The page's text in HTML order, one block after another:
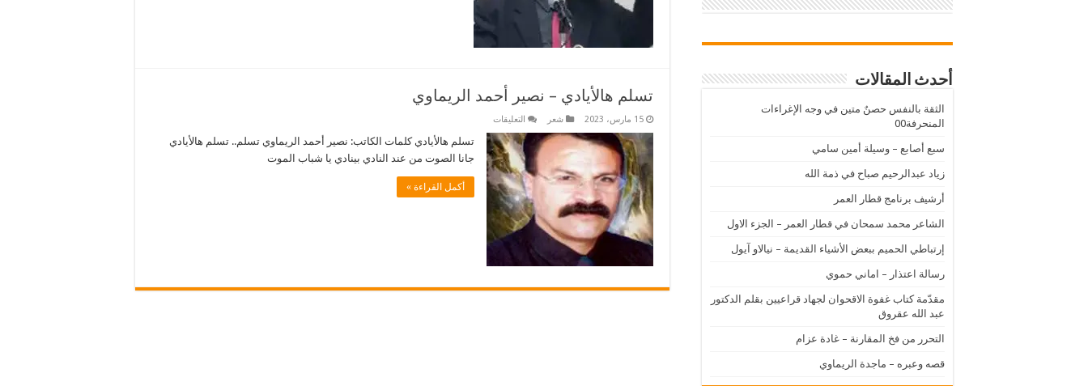
تسلم هالأيادي – نصير أحمد الريماوي
15 مارس، 2023 شعر التعليقات
هالأيادي
–
نصير
أحمد
الريماوي
مغلقة
تسلم هالأيادي كلمات الكاتب: نصير أحمد الريماوي تسلم.. تسلم هالأيادي
جانا الصوت من عند النادي بينادي يا شباب الموت
أكمل القراءة »
أحدث المقالات
الثقة بالنفس حصنٌ متين في وجه الإغراءات
المنحرفة00
سبع أصابع – وسيلة أمين سامي
زياد عبدالرحيم صباح في ذمة الله
أرشيف برنامج قطار العمر
الشاعر محمد سمحان في قطار العمر – الجزء الاول
إرتباطي الحميم ببعض الأشياء القديمة – نيالاو آيول
رسالة اعتذار – اماني حموي
مقدّمة كتاب غفوة الاقحوان لجهاد قراعيين بقلم الدكتور
عبد الله عقروق
التحرر من فخ المقارنة – غادة عزام
قصه وعبره – ماجدة الريماوي